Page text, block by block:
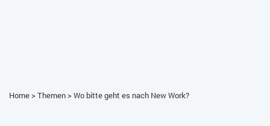
Home>Themen>Wo bitte geht es nach New Work?